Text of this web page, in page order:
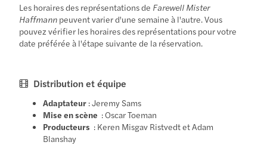
Les horaires des représentations de Farewell Mister
Haffmann peuvent varier d'une semaine à l'autre. Vous
pouvez vérifier les horaires des représentations pour votre
date préférée à l'étape suivante de la réservation.
Distribution et équipe
Adaptateur : Jeremy Sams
Mise en scène : Oscar Toeman
Producteurs : Keren Misgav Ristvedt et Adam
Blanshay